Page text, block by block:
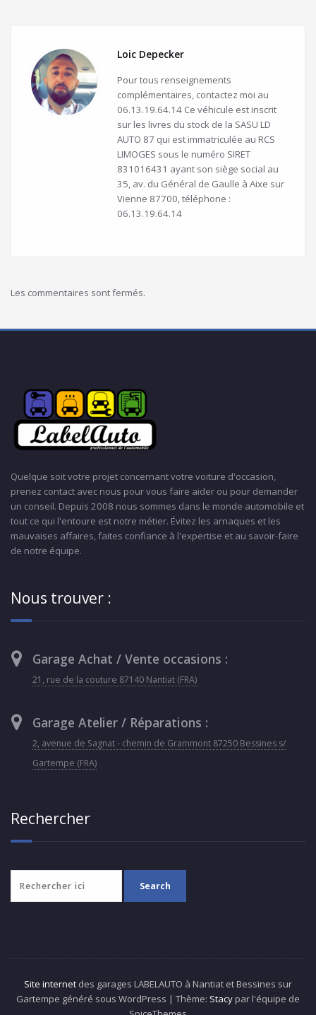
Loic Depecker
Pour tous renseignements
complémentaires, contactez moi au
06.13.19.64.14 Ce véhicule est inscrit
sur les livres du stock de la SASU LD
AUTO 87 qui est immatriculée au RCS
LIMOGES sous le numéro SIRET
831016431 ayant son siège social au
35, av. du Général de Gaulle à Aixe sur
Vienne 87700, téléphone :
06.13.19.64.14
Les commentaires sont fermés.
Quelque soit votre projet concernant votre voiture d'occasion,
prenez contact avec nous pour vous faire aider ou pour demander
un conseil. Depuis 2008 nous sommes dans le monde automobile et
tout ce qui l'entoure est notre métier. Évitez les arnaques et les
mauvaises affaires, faites confiance à l'expertise et au savoir-faire
de notre équipe.
Nous trouver :
Garage Achat / Vente occasions :
21, rue de la couture 87140 Nantiat (FRA)
Garage Atelier / Réparations :
2, avenue de Sagnat - chemin de Grammont 87250 Bessines s/
Gartempe (FRA)
Rechercher
Site internet des garages LABELAUTO à Nantiat et Bessines sur
Gartempe généré sous WordPress | Thème: Stacy par l'équipe de